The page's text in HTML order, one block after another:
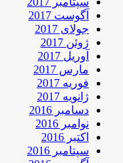
آگوست 2017
جولای 2017
ژوئن 2017
آوریل 2017
مارس 2017
فوریه 2017
ژانویه 2017
دسامبر 2016
نوامبر 2016
اکتبر 2016
سپتامبر 2016